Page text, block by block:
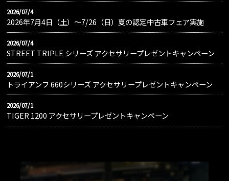
2026/07/4
2026年7月4日（土）〜7/26（日）夏の認定中古車フェア実施
2026/07/4
STREET TRIPLE シリーズ アクセサリープレゼントキャンペーン
2026/07/1
トライアンフ 660シリーズ アクセサリープレゼントキャンペーン
2026/07/1
TIGER 1200 アクセサリープレゼントキャンペーン